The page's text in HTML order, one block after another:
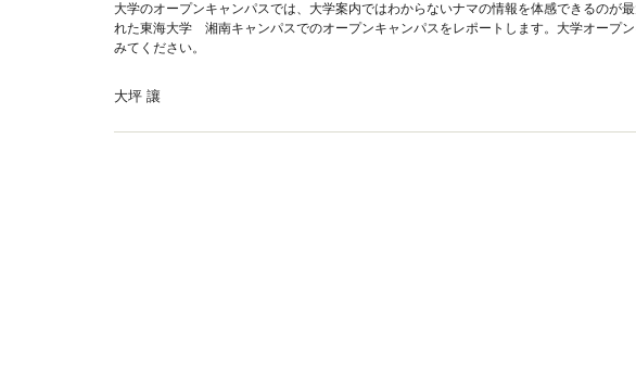
大学のオープンキャンパスでは、大学案内ではわからないナマの情報を体感できるのが
れた東海大学 湘南キャンパスでのオープンキャンパスをレポートします。大学オープ
みてください。
大坪 讓